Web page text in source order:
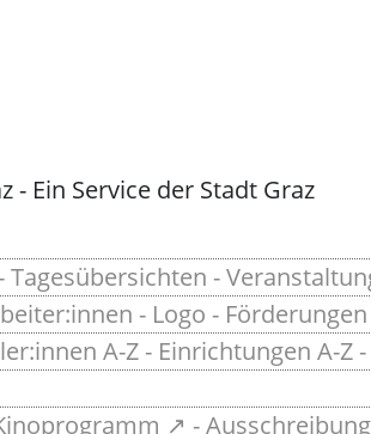
- Ein Service der Stadt Graz
-Tagesübersichten -
- Logo - Förderungen
A-Z - Einrichtungen A-Z -
↗ -